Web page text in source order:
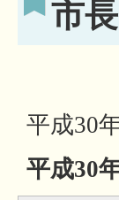
市
平成30
平成30